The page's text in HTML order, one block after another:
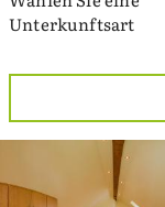
Unterkunftsart